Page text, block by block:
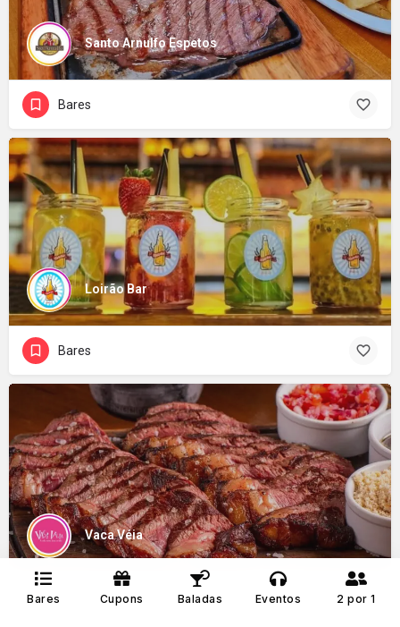
Santo Arnulfo Espetos
Bares
Loirão Bar
Bares
Vaca Véia
Bares
Bares Cupons Baladas Eventos 2 por 1